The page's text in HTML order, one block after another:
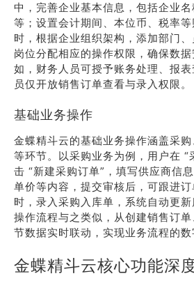
中，完善企业基本信息，包括企业
等；设置会计期间、本位币、税率
时，根据企业组织架构，添加部门
岗位分配相应的操作权限，确保数
如，财务人员可授予账务处理、报
员仅开放销售订单查看与录入权限。
基础业务操作
金蝶精斗云的基础业务操作涵盖采
等环节。以采购业务为例，用户在 “
击 “新建采购订单”，填写供应商信
单价等内容，提交审核后，可跟进
时，录入采购入库单，系统自动更
操作流程与之类似，从创建销售订
节数据实时联动，实现业务流程的数
金蝶精斗云核心功能深